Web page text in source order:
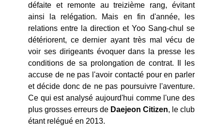
défaite et remonte au treizième rang, évitant
ainsi la relégation. Mais en fin d'année, les
relations entre la direction et Yoo Sang-chul se
détériorent, ce dernier ayant très mal vécu de
voir ses dirigeants évoquer dans la presse les
conditions de sa prolongation de contrat. Il les
accuse de ne pas l'avoir contacté pour en parler
et décide donc de ne pas poursuivre l'aventure.
Ce qui est analysé aujourd'hui comme l'une des
plus grosses erreurs de Daejeon Citizen, le club
étant relégué en 2013.